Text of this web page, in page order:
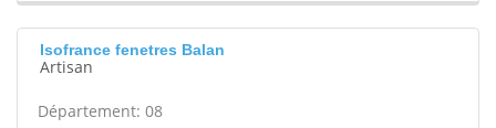
Isofrance fenetres Balan
Artisan
Département: 08